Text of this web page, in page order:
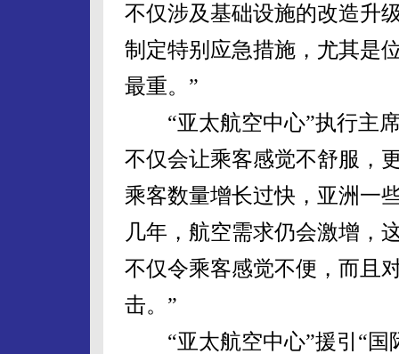
不仅涉及基础设施的改造升
制定特别应急措施，尤其是
最重。”
“亚太航空中心”执行主席
不仅会让乘客感觉不舒服，
乘客数量增长过快，亚洲一
几年，航空需求仍会激增，
不仅令乘客感觉不便，而且
击。”
“亚太航空中心”援引“国